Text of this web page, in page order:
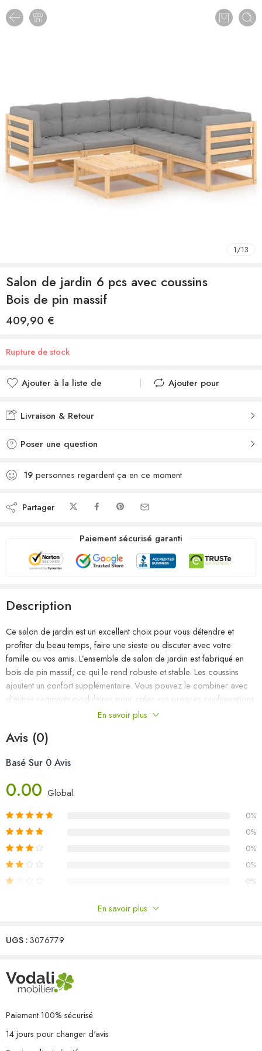
1/13
Salon de jardin 6 pcs avec coussins
Bois de pin massif
409,90 €
Rupture de stock
Ajouter à la liste de
Ajouté à la liste de
Ajouter pour
Livraison & Retour
Poser une question
19 personnes regardent ça en ce moment
Partager
Paiement sécurisé garanti
Description
Ce salon de jardin est un excellent choix pour vous détendre et
profiter du beau temps, faire une sieste ou discuter avec votre
famille ou vos amis. L’ensemble de salon de jardin est fabriqué en
bois de pin massif, ce qui le rend robuste et stable. Les coussins
ajoutent un confort supplémentaire. Vous pouvez le combiner avec
d’autres segments modulaires pour créer vos propres configurations
de salon de jardin ! Remarque : afin de prolonger la durée de vie
avec une housse imperméable.
Couleur du coussin : gris
Dimensions du canapé central/d’angle : 70 x 70 x 67 cm (l x P x
Dimensions de la table : 70 x 70 x 30 cm (l x P x H)
Dimensions du coussin de siège : 70 x 70 x 8 cm (L x l x é)
Dimensions du coussin de dossier/latéral : 70 x 40 x 8 cm (L x l x
é)
L’assemblage est requis
1 x table
En savoir plus
Avis (0)
Basé Sur 0 Avis
0.00 Global
0%
0%
0%
0%
0%
Il n'y a pas encore de critiques.
En savoir plus
UGS :3076779
Paiement 100% sécurisé
14 jours pour changer d'avis